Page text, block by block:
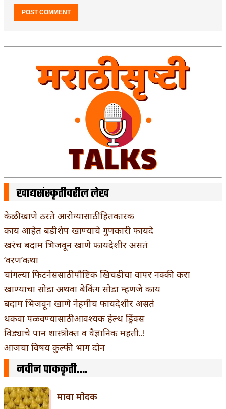
खाद्यसंस्कृतीवरील लेख
केळी खाणे ठरते आरोग्यासाठी हितकारक
काय आहेत बडीशेप खाण्याचे गुणकारी फायदे
खरंच बदाम भिजवून खाणे फायदेशीर असतं
‘वरण’कथा
चांगल्या फिटनेससाठी पौष्टिक खिचडीचा वापर नक्की करा
खाण्याचा सोडा अथवा बेकिंग सोडा म्हणजे काय
बदाम भिजवून खाणे नेहमीच फायदेशीर असतं
थकवा पळवण्यासाठी आवश्यक हेल्थ ड्रिंक्स
विड्याचे पान शास्त्रोक्त व वैज्ञानिक महती..!
आजचा विषय कुल्फी भाग दोन
नवीन पाककृती….
मावा मोदक